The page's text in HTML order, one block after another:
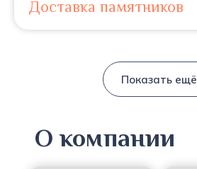
Доставка памятников
Показать ещё
О компании